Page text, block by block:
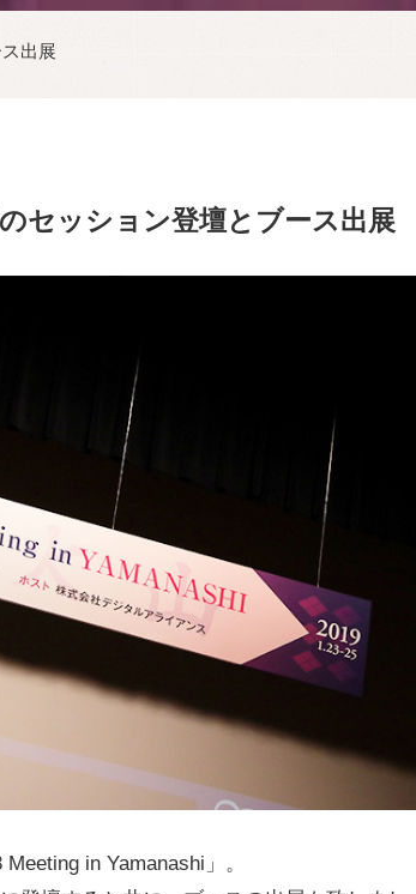
出展
セッション登壇とブース出展
in Yamanashi」。